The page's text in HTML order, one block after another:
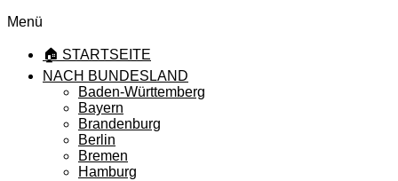
Menü
🏠 STARTSEITE
NACH BUNDESLAND
Baden-Württemberg
Bayern
Brandenburg
Berlin
Bremen
Hamburg